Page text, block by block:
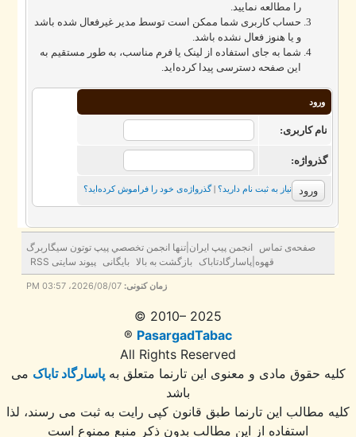
را مطالعه نمایید.
حساب کاربری شما ممکن است توسط مدیر غیرفعال شده باشد
و یا هنوز فعال نشده باشد.
شما به جای استفاده از لینک یا فرم مناسب، به طور مستقیم به
این صفحه دسترسی پیدا کرده‌اید.
نام کاربری:
گذرواژه‌:
نیاز به ثبت نام دارید؟ |گذرواژه‌ی خود را فراموش کرده‌اید؟
صفحه‌ی تماس
انجمن پيپ ايران|تنها انجمن تخصصي پيپ توتون سيگاربرگ
قهوه|پاسارگادتاباک بازگشت به بالا بایگانی پیوند سایتی RSS
زمان کنونی:2026/08/07، 03:57 PM
© 2010– 2025
®PasargadTabac
All Rights Reserved
حقوق مادی و معنوی اين تارنما متعلق بهپاسارگاد تاباکمی
مطالب این تارنما طبق قانون کپی رایت به ثبت می رسند، لذا
استفاده از این مطالب بدون ذکر منبع ممنوع است